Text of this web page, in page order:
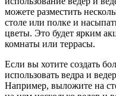
можете разместить
столе или полке и
цветы. Это будет ярким
комнаты или террасы.
Если вы хотите создать
использовать ведра и
Например, выложите на